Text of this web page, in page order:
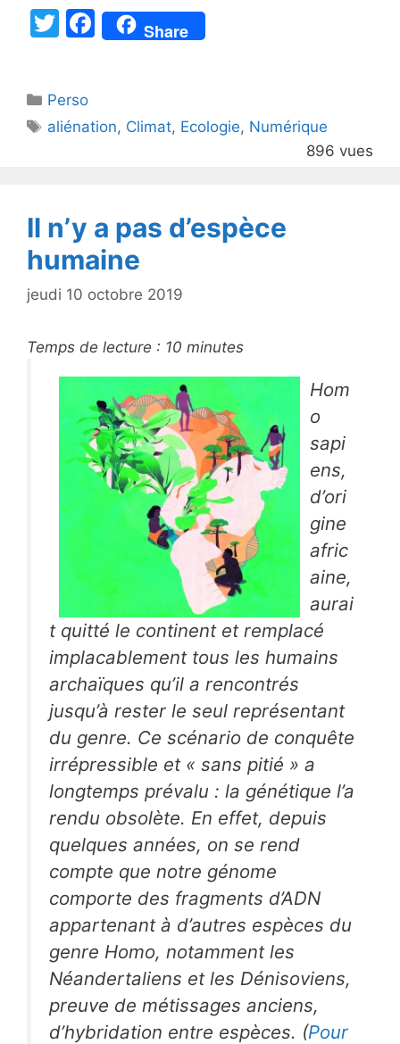
T
er
F
a
b
k
Share
Catégories
Perso
Étiquettes
aliénation, Climat, Ecologie, Numérique
896 vues
Il n’y a pas d’espèce
humaine
jeudi 10 octobre 2019
Temps de lecture : 10 minutes
Hom
o
sapi
ens,
d’ori
gine
afric
aine,
aurai
t quitté le continent et remplacé
implacablement tous les humains
archaïques qu’il a rencontrés
jusqu’à rester le seul représentant
du genre. Ce scénario de conquête
irrépressible et « sans pitié » a
longtemps prévalu : la génétique l’a
rendu obsolète. En effet, depuis
quelques années, on se rend
compte que notre génome
comporte des fragments d’ADN
appartenant à d’autres espèces du
genre Homo, notamment les
Néandertaliens et les Dénisoviens,
preuve de métissages anciens,
d’hybridation entre espèces. (Pour